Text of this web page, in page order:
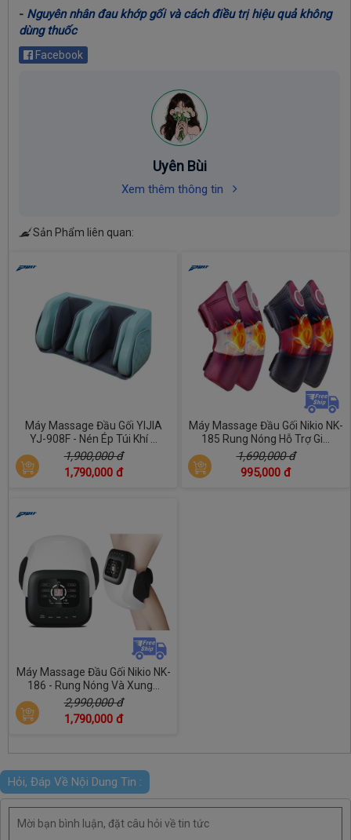
- Nguyên nhân đau khớp gối và cách điều trị hiệu quả không
dùng thuốc
Facebook
Uyên Bùi
Xem thêm thông tin
Sản Phẩm liên quan:
Máy Massage Đầu Gối YIJIA
YJ-908F - Nén Ép Túi Khí ...
1,900,000 đ
1,790,000 đ
Máy Massage Đầu Gối Nikio NK-
185 Rung Nóng Hỗ Trợ Gi...
1,690,000 đ
995,000 đ
Máy Massage Đầu Gối Nikio NK-
186 - Rung Nóng Và Xung...
2,990,000 đ
1,790,000 đ
Hỏi, Đáp Về Nội Dung Tin :